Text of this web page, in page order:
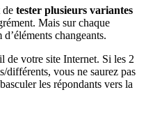
de tester plusieurs variantes
Mais sur chaque
changeants.
de votre site Internet. Si les 2
différents, vous ne saurez pas
les répondants vers la